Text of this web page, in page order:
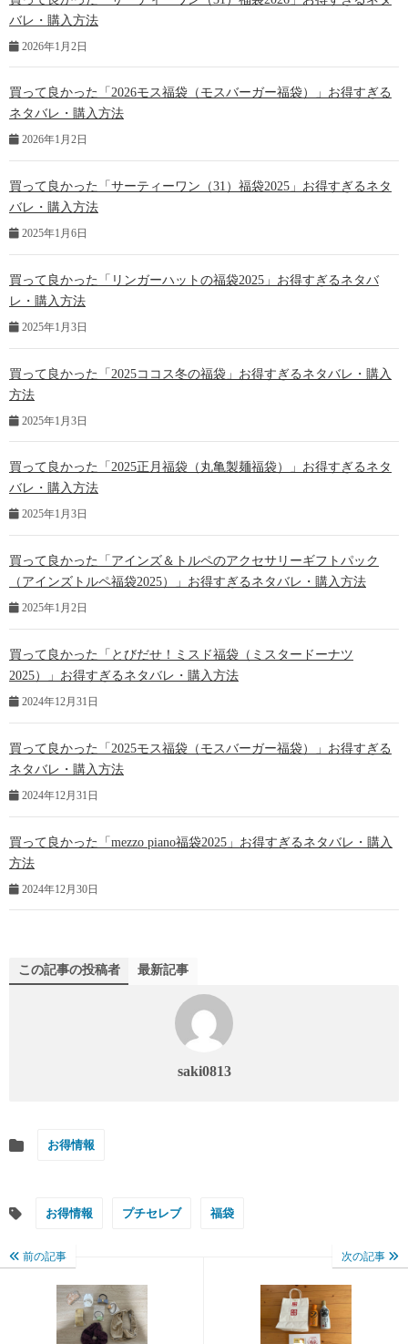
バレ・購入方法
2026年1月2日
買って良かった「2026モス福袋（モスバーガー福袋）」お得すぎる
ネタバレ・購入方法
2026年1月2日
買って良かった「サーティーワン（31）福袋2025」お得すぎるネタ
バレ・購入方法
2025年1月6日
買って良かった「リンガーハットの福袋2025」お得すぎるネタバ
レ・購入方法
2025年1月3日
買って良かった「2025ココス冬の福袋」お得すぎるネタバレ・購入
方法
2025年1月3日
買って良かった「2025正月福袋（丸亀製麺福袋）」お得すぎるネタ
バレ・購入方法
2025年1月3日
買って良かった「アインズ＆トルペのアクセサリーギフトパック
（アインズトルペ福袋2025）」お得すぎるネタバレ・購入方法
2025年1月2日
買って良かった「とびだせ！ミスド福袋（ミスタードーナツ
2025）」お得すぎるネタバレ・購入方法
2024年12月31日
買って良かった「2025モス福袋（モスバーガー福袋）」お得すぎる
ネタバレ・購入方法
2024年12月31日
買って良かった「mezzo piano福袋2025」お得すぎるネタバレ・購入
方法
2024年12月30日
この記事の投稿者 最新記事
saki0813
お得情報
お得情報 プチセレブ 福袋
前の記事 次の記事